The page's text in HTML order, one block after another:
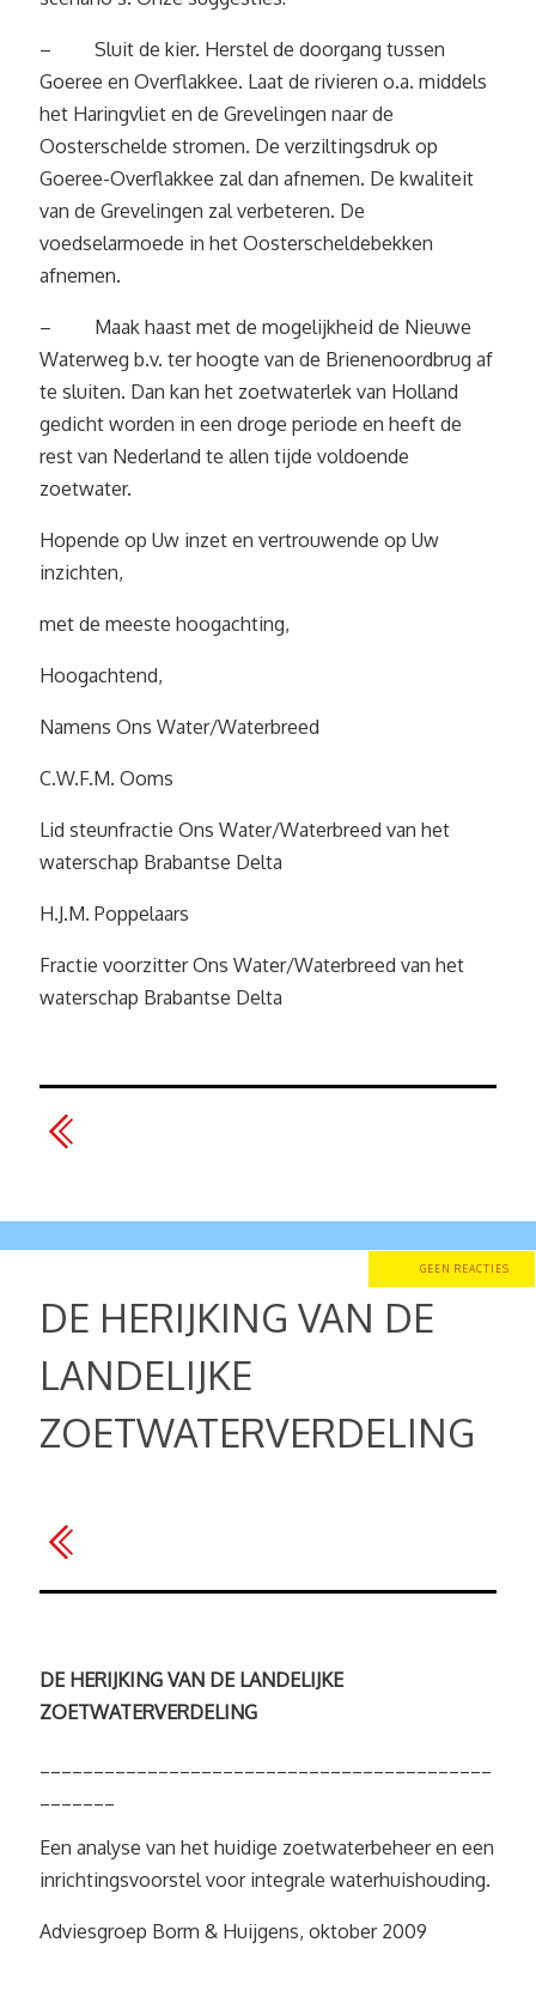
– Sluit de kier. Herstel de doorgang tussen
Goeree en Overflakkee. Laat de rivieren o.a. middels
het Haringvliet en de Grevelingen naar de
Oosterschelde stromen. De verziltingsdruk op
Goeree-Overflakkee zal dan afnemen. De kwaliteit
van de Grevelingen zal verbeteren. De
voedselarmoede in het Oosterscheldebekken
afnemen.
– Maak haast met de mogelijkheid de Nieuwe
Waterweg b.v. ter hoogte van de Brienenoordbrug af
te sluiten. Dan kan het zoetwaterlek van Holland
gedicht worden in een droge periode en heeft de
rest van Nederland te allen tijde voldoende
zoetwater.
Hopende op Uw inzet en vertrouwende op Uw
inzichten,
met de meeste hoogachting,
Hoogachtend,
Namens Ons Water/Waterbreed
C.W.F.M. Ooms
Lid steunfractie Ons Water/Waterbreed van het
waterschap Brabantse Delta
H.J.M. Poppelaars
Fractie voorzitter Ons Water/Waterbreed van het
waterschap Brabantse Delta
GEEN REACTIES
DE HERIJKING VAN DE
LANDELIJKE
ZOETWATERVERDELING
DE HERIJKING VAN DE LANDELIJKE
ZOETWATERVERDELING
Een analyse van het huidige zoetwaterbeheer en een
inrichtingsvoorstel voor integrale waterhuishouding.
Adviesgroep Borm & Huijgens, oktober 2009